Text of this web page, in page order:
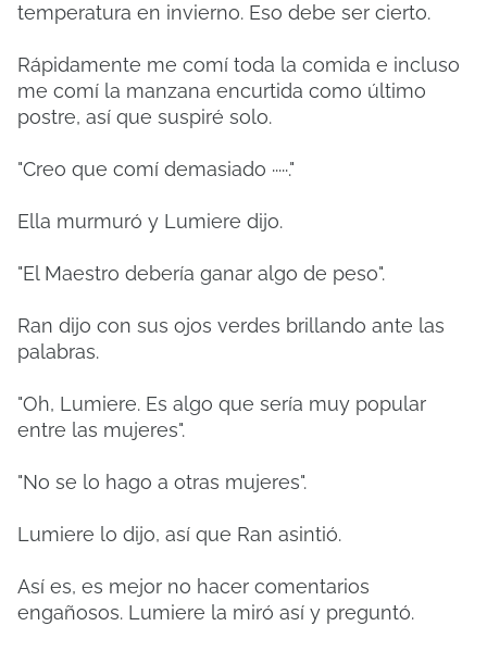
temperatura en invierno. Eso debe ser cierto.
Rápidamente me comí toda la comida e incluso
me comí la manzana encurtida como último
postre, así que suspiré solo.
"Creo que comí demasiado ·····."
Ella murmuró y Lumiere dijo.
"El Maestro debería ganar algo de peso".
Ran dijo con sus ojos verdes brillando ante las
palabras.
"Oh, Lumiere. Es algo que sería muy popular
entre las mujeres".
"No se lo hago a otras mujeres".
Lumiere lo dijo, así que Ran asintió.
Así es, es mejor no hacer comentarios
engañosos. Lumiere la miró así y preguntó.